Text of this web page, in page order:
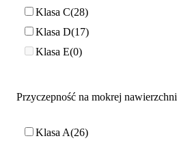
Klasa C 28
Klasa D 17
Klasa E 0
Przyczepność na mokrej nawierzchni
Klasa A 26